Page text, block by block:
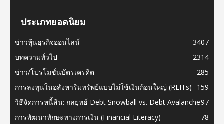
ประเภทยอดนิยม
ข่าวหุ้นธุรกิจออนไลน์
3407
บทความทั่วไป
2314
ข่าว/โปรโมชั่นบัตรเครดิต
285
การลงทุนในอสังหาริมทรัพย์แบบไม่ใช้เงินก้อนใหญ่ (REITs)
159
วิธีจัดการหนี้สิน: กลยุทธ์ Debt Snowball vs. Debt Avalanche97
การพัฒนาทักษะทางการเงิน (Financial Literacy)
78